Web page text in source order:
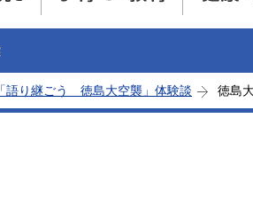
「語り継ごう 徳島大空襲」体験談 徳島